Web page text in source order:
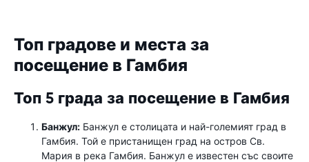
Топ градове и места за
посещение в Гамбия
Топ 5 града за посещение в Гамбия
Банжул: Банжул е столицата и най-големият град в
Гамбия. Той е пристанищен град на остров Св.
Мария в река Гамбия. Банжул е известен със своите